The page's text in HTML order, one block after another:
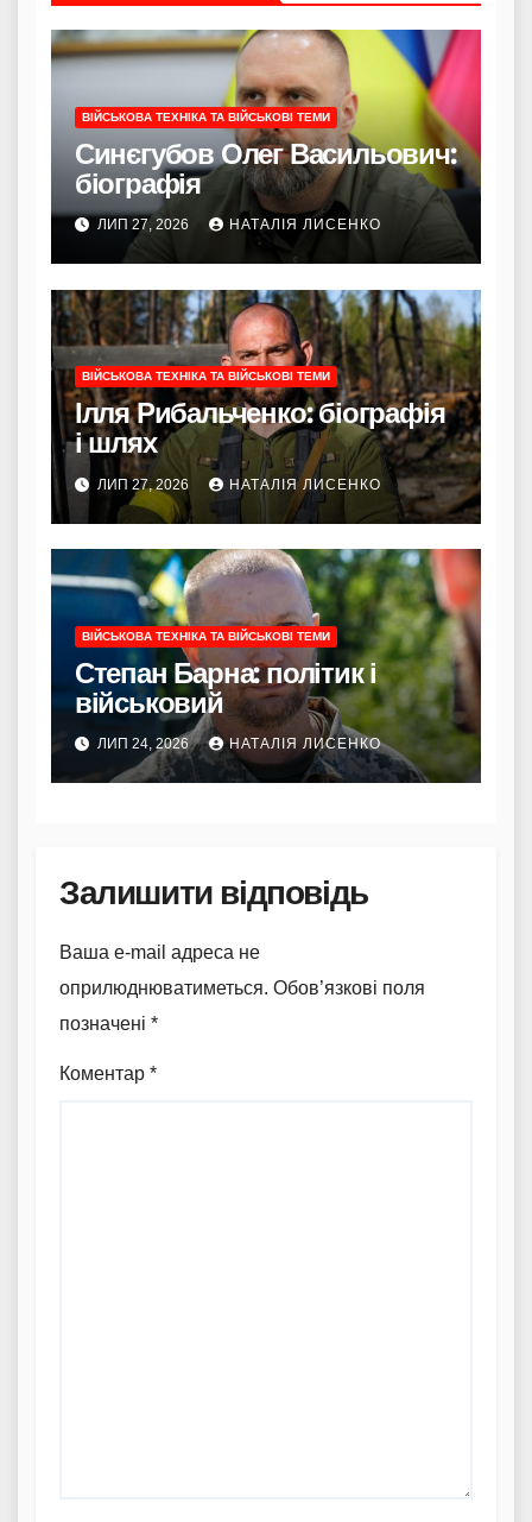
ВІЙСЬКОВА ТЕХНІКА ТА ВІЙСЬКОВІ ТЕМИ
Синєгубов Олег Васильович:
біографія
ЛИП 27, 2026 НАТАЛІЯ ЛИСЕНКО
ВІЙСЬКОВА ТЕХНІКА ТА ВІЙСЬКОВІ ТЕМИ
Ілля Рибальченко: біографія
і шлях
ЛИП 27, 2026 НАТАЛІЯ ЛИСЕНКО
ВІЙСЬКОВА ТЕХНІКА ТА ВІЙСЬКОВІ ТЕМИ
Степан Барна: політик і
військовий
ЛИП 24, 2026 НАТАЛІЯ ЛИСЕНКО
Залишити відповідь
Ваша e-mail адреса не
оприлюднюватиметься. Обов’язкові поля
позначені *
Коментар *